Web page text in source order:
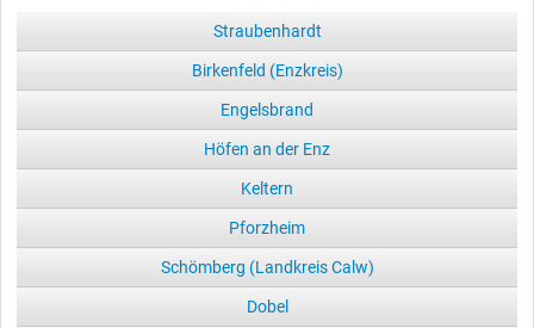
Straubenhardt
Birkenfeld (Enzkreis)
Engelsbrand
Höfen an der Enz
Keltern
Pforzheim
Schömberg (Landkreis Calw)
Dobel